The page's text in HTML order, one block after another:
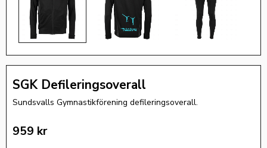
SGK Defileringsoverall
Sundsvalls Gymnastikförening defileringsoverall.
959 kr